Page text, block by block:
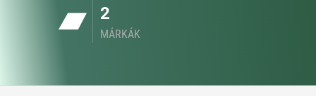
2
MÁRKÁK